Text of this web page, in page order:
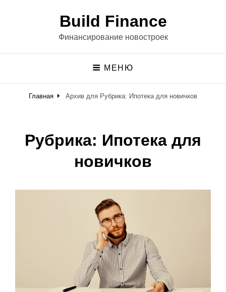
Build Finance
Финансирование новостроек
МЕНЮ
Главная Архив для Рубрика: Ипотека для новичков
Рубрика: Ипотека для
новичков